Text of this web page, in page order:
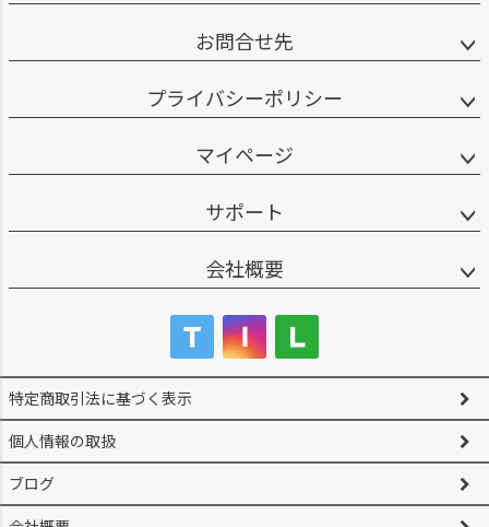
お問合せ先
プライバシーポリシー
マイページ
サポート
会社概要
特定商取引法に基づく表示
個人情報の取扱
ブログ